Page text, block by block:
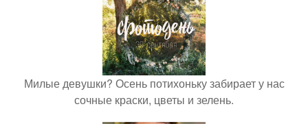
Милые девушки? Осень потихоньку забирает у нас
сочные краски, цветы и зелень.